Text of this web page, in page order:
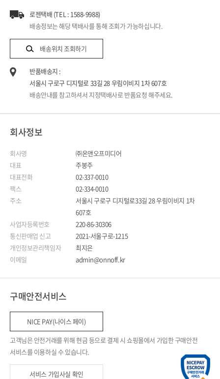
로젠택배 (TEL : 1588-9988)
배송정보는 해당 택배사를 통해 조회가 가능하십니다.
배송위치 조회하기
반품배송지 :
서울시 구로구 디지털로 33길 28 우림이비지 1차 607호
배송안내를 참고하셔서 지정택배사로 반품요청 해주세요.
회사정보
회사명
㈜온앤오프미디어
대표
주봉주
대표전화
02-337-0010
팩스
02-334-0010
주소
서울시 구로구 디지털로33길 28 우림이비지 1차
607호
사업자등록번호
220-86-30306
통신판매업 신고
2021-서울구로-1215
개인정보관리책임자
최지은
이메일
admin@onnoff.kr
구매안전서비스
NICE PAY(나이스 페이)
고객님은 안전거래를 위해 현금 등으로 결제 시 쇼핑몰에서 가입한 구매안전
서비스를 이용하실 수 있습니다.
서비스 가입사실 확인